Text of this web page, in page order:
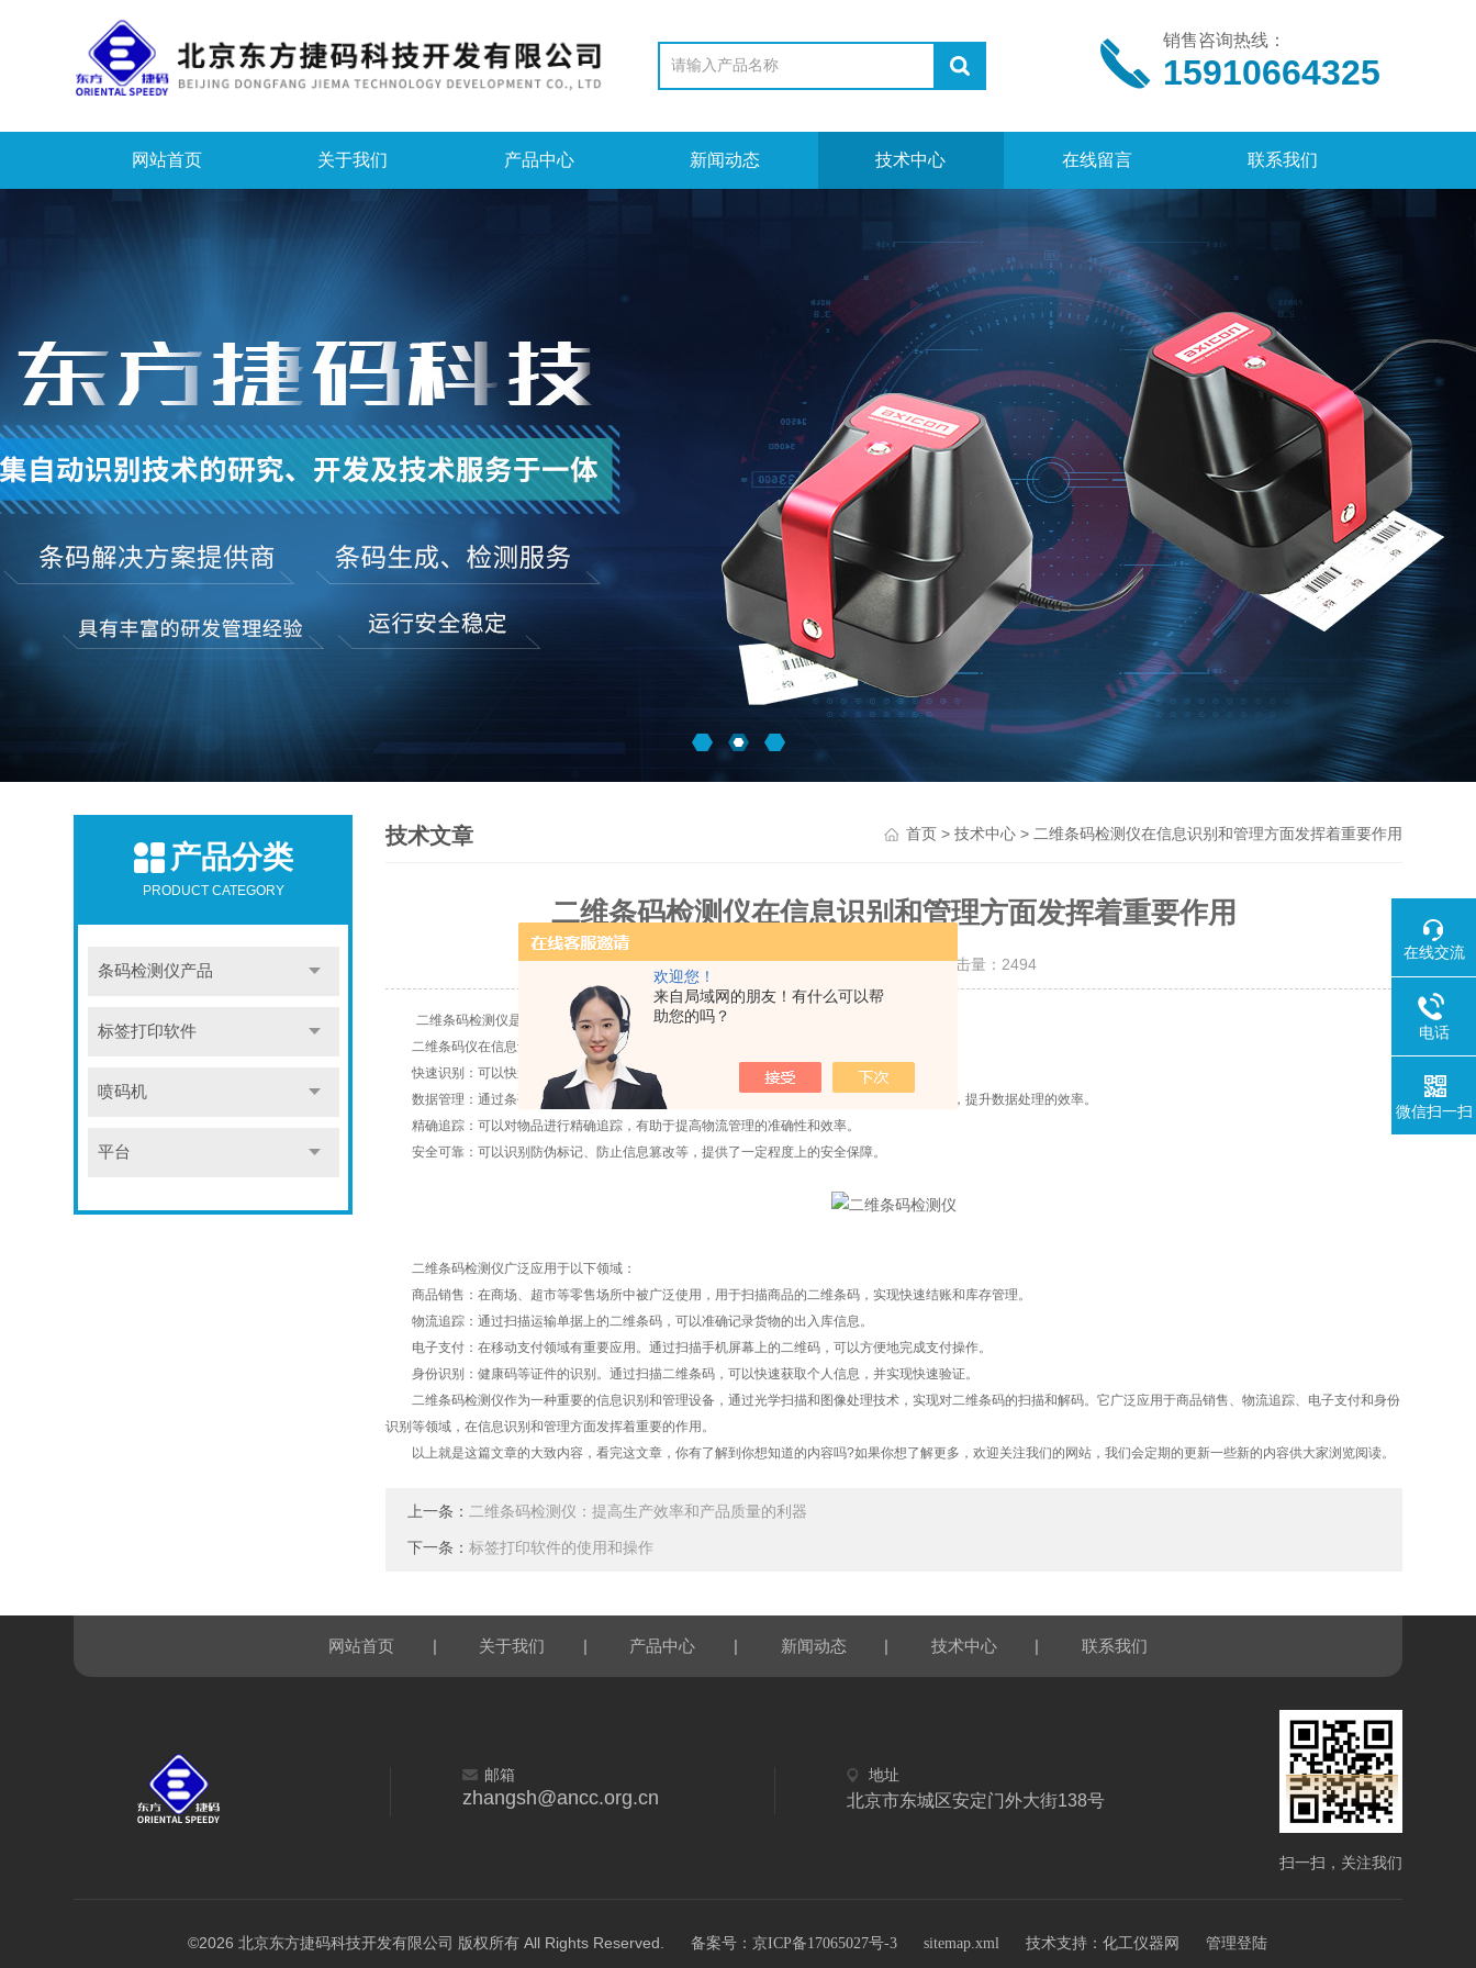
欢迎您！
来自局域网的朋友！有什么可以帮
助您的吗？
销售咨询热线：
15910664325
网站首页 关于我们 产品中心 新闻动态 技术中心 在线留言 联系我们
产品分类
PRODUCT CATEGORY
条码检测仪产品
标签打印软件
喷码机
平台
技术文章 首页> 技术中心> 二维条码检测仪在信息识别和管理方面发挥着重要作用
二维条码检测仪在信息识别和管理方面发挥着重要作用
更新时间：2023-08-21 点击量： 2494
二维条码检测仪是一种用于扫描和检测二维条码的设备，它在现代生活中发挥着重要的作用。
二维条码仪在信息识别和管理方面发挥着重要作用：
快速识别：可以快速而准确地识别二维条码上的信息，提高工作效率和精度。
数据管理：通过条码检测仪扫描的数据可以方便地与数据库进行关联，实现信息的整合和管理，提升数据处理的效率。
精确追踪：可以对物品进行精确追踪，有助于提高物流管理的准确性和效率。
安全可靠：可以识别防伪标记、防止信息篡改等，提供了一定程度上的安全保障。
二维条码检测仪广泛应用于以下领域：
商品销售：在商场、超市等零售场所中被广泛使用，用于扫描商品的二维条码，实现快速结账和库存管理。
物流追踪：通过扫描运输单据上的二维条码，可以准确记录货物的出入库信息。
电子支付：在移动支付领域有重要应用。通过扫描手机屏幕上的二维码，可以方便地完成支付操作。
身份识别：健康码等证件的识别。通过扫描二维条码，可以快速获取个人信息，并实现快速验证。
二维条码检测仪作为一种重要的信息识别和管理设备，通过光学扫描和图像处理技术，实现对二维条码的扫描和解码。它广泛应用于商品销售、物流追踪、电子支付和身份
识别等领域，在信息识别和管理方面发挥着重要的作用。
以上就是这篇文章的大致内容，看完这文章，你有了解到你想知道的内容吗?如果你想了解更多，欢迎关注我们的网站，我们会定期的更新一些新的内容供大家浏览阅读。
上一条： 二维条码检测仪：提高生产效率和产品质量的利器
下一条：标签打印软件的使用和操作
网站首页 | 关于我们 | 产品中心 | 新闻动态 | 技术中心 | 联系我们
邮箱
zhangsh@ancc.org.cn
地址
北京市东城区安定门外大街138号
扫一扫，关注我们
©2026 北京东方捷码科技开发有限公司 版权所有 All Rights Reserved. 备案号：京ICP备17065027号-3 sitemap.xml 技术支持： 化工仪器网 管理登陆
在线交流
电话
微信扫一扫